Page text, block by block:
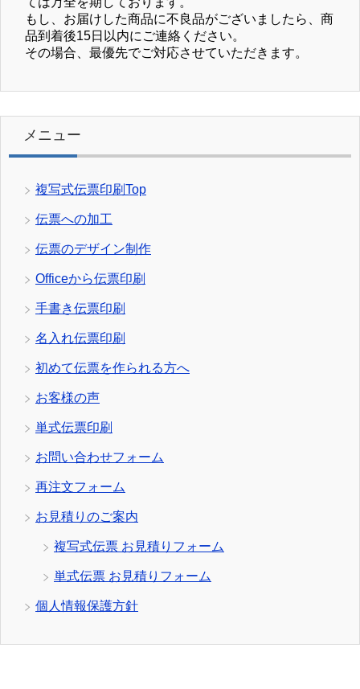
もし、お届けした商品に不良品がございましたら、商
品到着後15日以内にご連絡ください。
その場合、最優先でご対応させていただきます。
メニュー
複写式伝票印刷Top
伝票への加工
伝票のデザイン制作
Officeから伝票印刷
手書き伝票印刷
名入れ伝票印刷
初めて伝票を作られる方へ
お客様の声
単式伝票印刷
お問い合わせフォーム
再注文フォーム
お見積りのご案内
複写式伝票 お見積りフォーム
単式伝票 お見積りフォーム
個人情報保護方針